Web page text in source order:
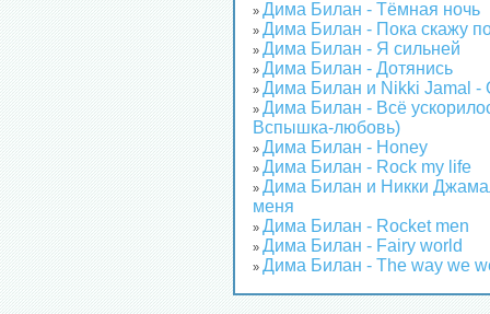
» Дима Билан - Тёмная ночь
» Дима Билан - Пока скажу
» Дима Билан - Я сильней
» Дима Билан - Дотянись
» Дима Билан и Nikki Jamal -
» Дима Билан - Всё
Вспышка-любовь)
» Дима Билан - Honey
» Дима Билан - Rock my life
» Дима Билан и Никки
меня
» Дима Билан - Rocket men
» Дима Билан - Fairy world
» Дима Билан - The way we